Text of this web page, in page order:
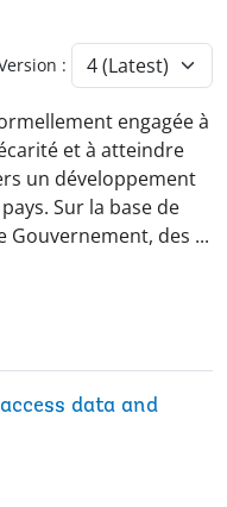
:
engagée à
et à atteindre
un développement
Sur la base de
Gouvernement, des ...
data and